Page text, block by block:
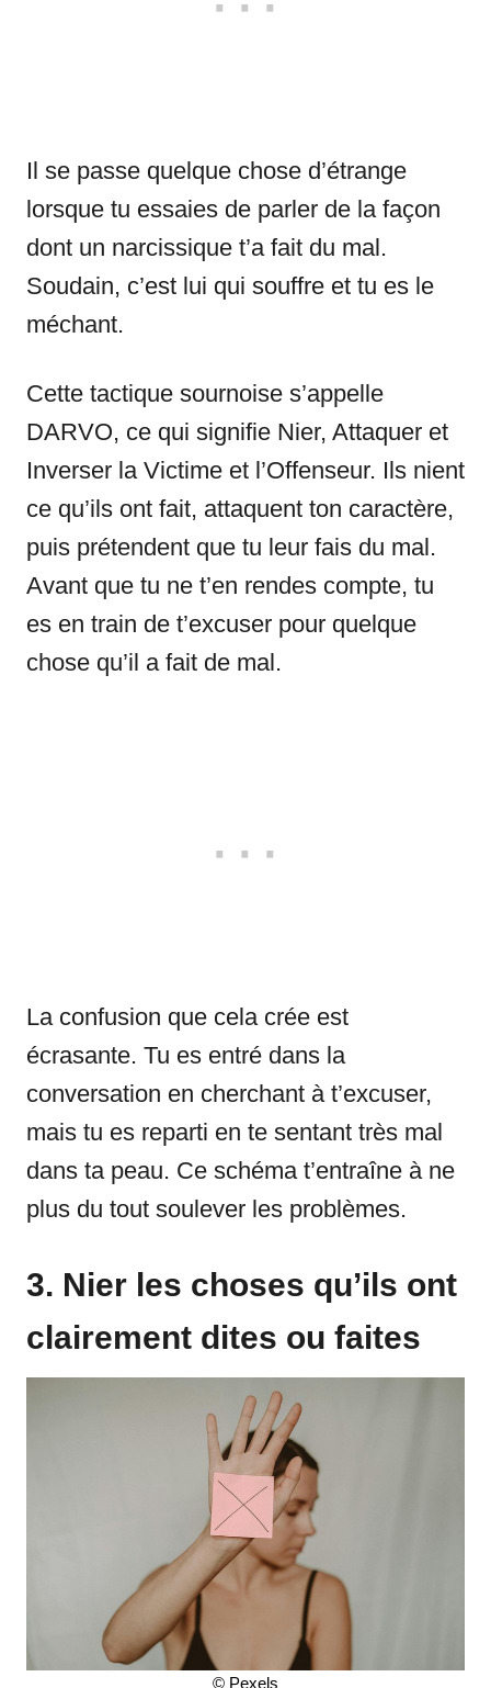
Il se passe quelque chose d’étrange
lorsque tu essaies de parler de la façon
dont un narcissique t’a fait du mal.
Soudain, c’est lui qui souffre et tu es le
méchant.
Cette tactique sournoise s’appelle
DARVO, ce qui signifie Nier, Attaquer et
Inverser la Victime et l’Offenseur. Ils nient
ce qu’ils ont fait, attaquent ton caractère,
puis prétendent que tu leur fais du mal.
Avant que tu ne t’en rendes compte, tu
es en train de t’excuser pour quelque
chose qu’il a fait de mal.
La confusion que cela crée est
écrasante. Tu es entré dans la
conversation en cherchant à t’excuser,
mais tu es reparti en te sentant très mal
dans ta peau. Ce schéma t’entraîne à ne
plus du tout soulever les problèmes.
3. Nier les choses qu’ils ont
clairement dites ou faites
© Pexels